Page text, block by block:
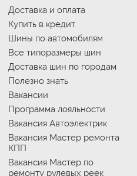
Доставка и оплата
Купить в кредит
Шины по автомобилям
Все типоразмеры шин
Доставка шин по городам
Полезно знать
Вакансии
Программа лояльности
Вакансия Автоэлектрик
Вакансия Мастер ремонта
КПП
Вакансия Мастер по
ремонту рулевых реек